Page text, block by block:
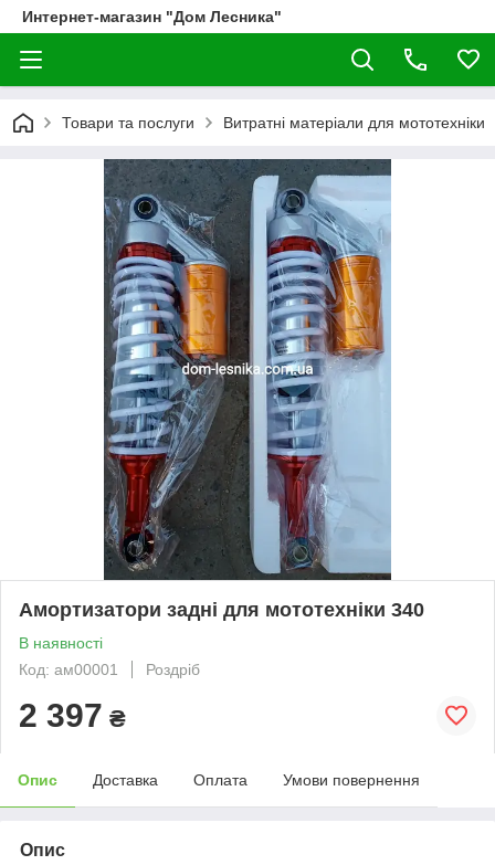
Интернет-магазин "Дом Лесника"
Товари та послуги Витратні матеріали для мототехніки
Амортизатори задні для мототехніки 340
В наявності
Код: ам00001
Роздріб
2 397 ₴
Опис Доставка Оплата Умови повернення
Опис